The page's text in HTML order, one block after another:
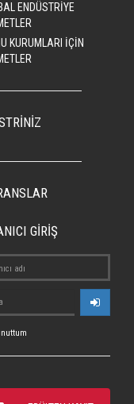
ENDÜSTRİYE
KURUMLARI İÇİN
GİRİŞ